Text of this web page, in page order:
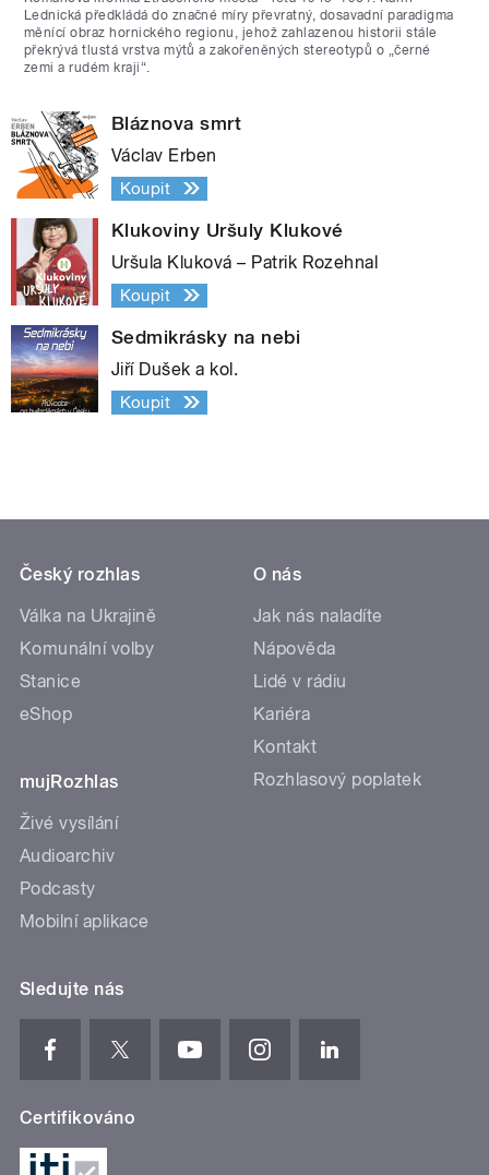
Lednická předkládá do značné míry převratný, dosavadní paradigma
měnící obraz hornického regionu, jehož zahlazenou historii stále
překrývá tlustá vrstva mýtů a zakořeněných stereotypů o „černé
zemi a rudém kraji“.
Bláznova smrt
Václav Erben
Koupit
Klukoviny Uršuly Klukové
Uršula Kluková – Patrik Rozehnal
Koupit
Sedmikrásky na nebi
Jiří Dušek a kol.
Koupit
Český rozhlas
Válka na Ukrajině
Komunální volby
Stanice
eShop
mujRozhlas
Živé vysílání
Audioarchiv
Podcasty
Mobilní aplikace
O nás
Jak nás naladíte
Nápověda
Lidé v rádiu
Kariéra
Kontakt
Rozhlasový poplatek
Sledujte nás
Certifikováno